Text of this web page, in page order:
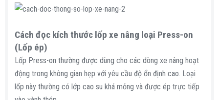
Cách đọc kích thước lốp xe nâng loại Press-on
(Lốp ép)​
Lốp Press-on thường được dùng cho các dòng xe nâng hoạt
động trong không gian hẹp với yêu cầu độ ổn định cao. Loại
lốp này thường có lớp cao su khá mỏng và được ép trực tiếp